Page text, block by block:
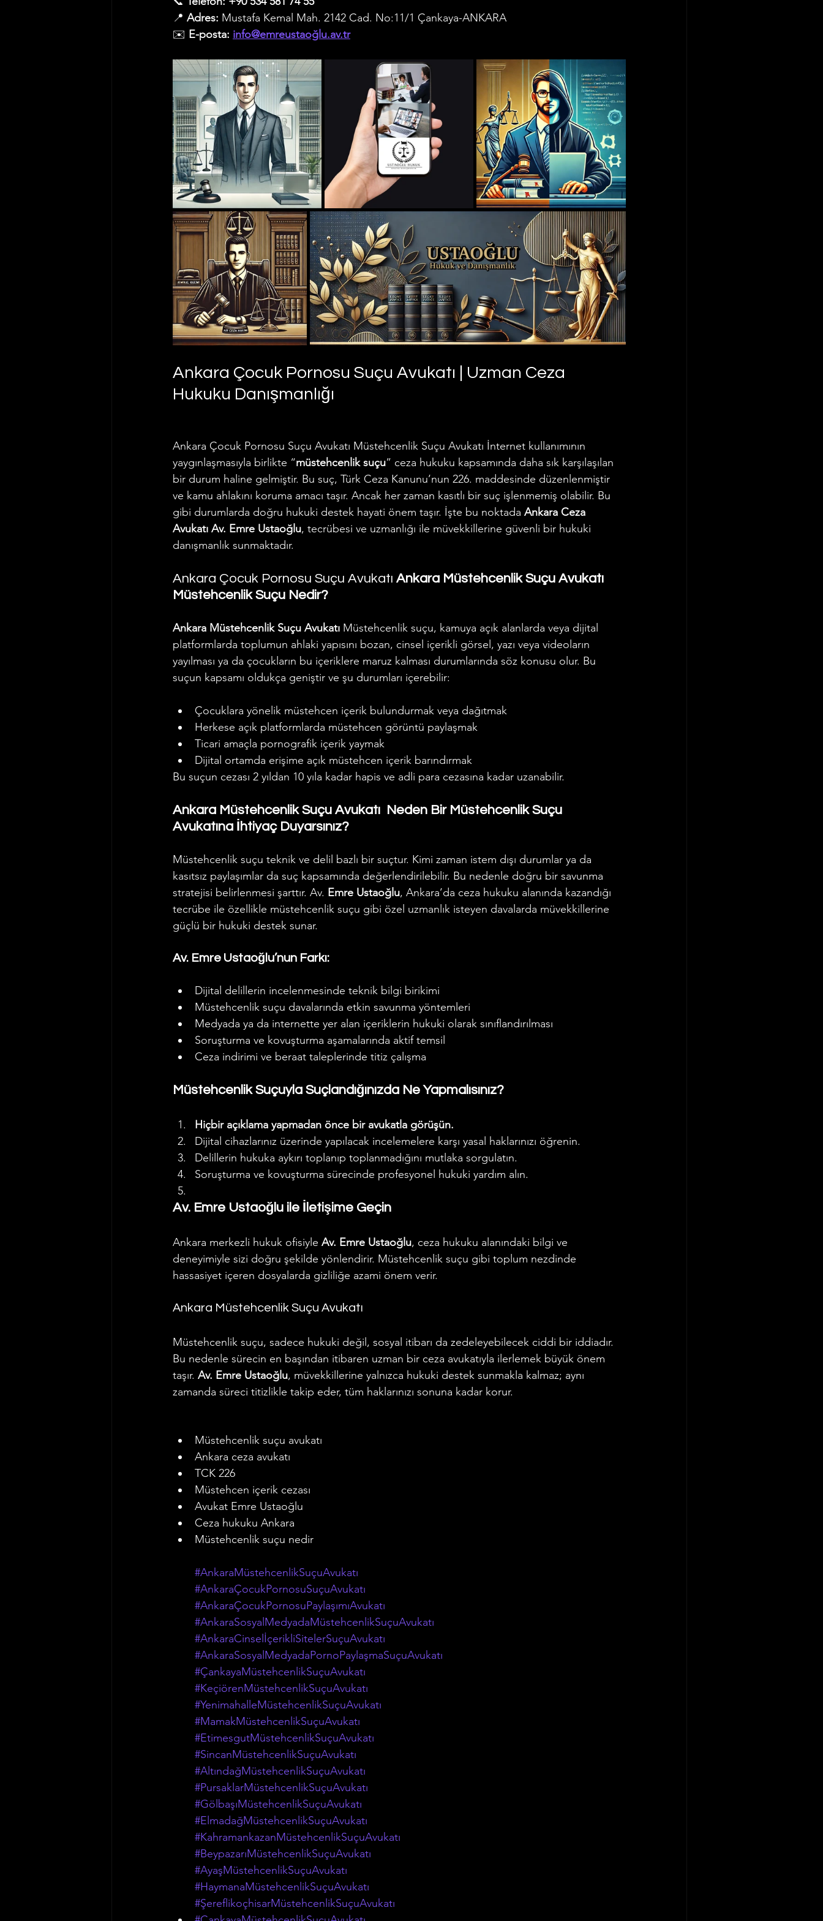
İş ve Sosyal Güvenlik Hukuku Makalelerimiz Polis - Asker Hukuku Miras Hukuku
Vergi Hukuku Trafik Hukuku
📍 Adres: Mustafa Kemal Mah. 2142 Cad. No:11/1 Çankaya-ANKARA
✉️ E-posta: info@emreustaoğlu.av.tr
Ankara Çocuk Pornosu Suçu Avukatı | Uzman Ceza
Hukuku Danışmanlığı
Ankara Çocuk Pornosu Suçu Avukatı Müstehcenlik Suçu Avukatı İnternet kullanımının
yaygınlaşmasıyla birlikte “müstehcenlik suçu” ceza hukuku kapsamında daha sık karşılaşılan
bir durum haline gelmiştir. Bu suç, Türk Ceza Kanunu’nun 226. maddesinde düzenlenmiştir
ve kamu ahlakını koruma amacı taşır. Ancak her zaman kasıtlı bir suç işlenmemiş olabilir. Bu
gibi durumlarda doğru hukuki destek hayati önem taşır. İşte bu noktada Ankara Ceza
Avukatı Av. Emre Ustaoğlu, tecrübesi ve uzmanlığı ile müvekkillerine güvenli bir hukuki
danışmanlık sunmaktadır.
Ankara Çocuk Pornosu Suçu Avukatı Ankara Müstehcenlik Suçu Avukatı
Müstehcenlik Suçu Nedir?
Ankara Müstehcenlik Suçu Avukatı Müstehcenlik suçu, kamuya açık alanlarda veya dijital
platformlarda toplumun ahlaki yapısını bozan, cinsel içerikli görsel, yazı veya videoların
yayılması ya da çocukların bu içeriklere maruz kalması durumlarında söz konusu olur. Bu
suçun kapsamı oldukça geniştir ve şu durumları içerebilir:
Çocuklara yönelik müstehcen içerik bulundurmak veya dağıtmak
Herkese açık platformlarda müstehcen görüntü paylaşmak
Ticari amaçla pornografik içerik yaymak
Dijital ortamda erişime açık müstehcen içerik barındırmak
Bu suçun cezası 2 yıldan 10 yıla kadar hapis ve adli para cezasına kadar uzanabilir.
Ankara Müstehcenlik Suçu Avukatı  Neden Bir Müstehcenlik Suçu
Avukatına İhtiyaç Duyarsınız?
Müstehcenlik suçu teknik ve delil bazlı bir suçtur. Kimi zaman istem dışı durumlar ya da
kasıtsız paylaşımlar da suç kapsamında değerlendirilebilir. Bu nedenle doğru bir savunma
stratejisi belirlenmesi şarttır. Av. Emre Ustaoğlu, Ankara’da ceza hukuku alanında kazandığı
tecrübe ile özellikle müstehcenlik suçu gibi özel uzmanlık isteyen davalarda müvekkillerine
güçlü bir hukuki destek sunar.
Av. Emre Ustaoğlu’nun Farkı:
Dijital delillerin incelenmesinde teknik bilgi birikimi
Müstehcenlik suçu davalarında etkin savunma yöntemleri
Medyada ya da internette yer alan içeriklerin hukuki olarak sınıflandırılması
Soruşturma ve kovuşturma aşamalarında aktif temsil
Ceza indirimi ve beraat taleplerinde titiz çalışma
Müstehcenlik Suçuyla Suçlandığınızda Ne Yapmalısınız?
Hiçbir açıklama yapmadan önce bir avukatla görüşün.
Dijital cihazlarınız üzerinde yapılacak incelemelere karşı yasal haklarınızı öğrenin.
Delillerin hukuka aykırı toplanıp toplanmadığını mutlaka sorgulatın.
Soruşturma ve kovuşturma sürecinde profesyonel hukuki yardım alın.
Av. Emre Ustaoğlu ile İletişime Geçin
Ankara merkezli hukuk ofisiyle Av. Emre Ustaoğlu, ceza hukuku alanındaki bilgi ve
deneyimiyle sizi doğru şekilde yönlendirir. Müstehcenlik suçu gibi toplum nezdinde
hassasiyet içeren dosyalarda gizliliğe azami önem verir.
Ankara Müstehcenlik Suçu Avukatı
Müstehcenlik suçu, sadece hukuki değil, sosyal itibarı da zedeleyebilecek ciddi bir iddiadır.
Bu nedenle sürecin en başından itibaren uzman bir ceza avukatıyla ilerlemek büyük önem
taşır. Av. Emre Ustaoğlu, müvekkillerine yalnızca hukuki destek sunmakla kalmaz; aynı
zamanda süreci titizlikle takip eder, tüm haklarınızı sonuna kadar korur.
Müstehcenlik suçu avukatı
Ankara ceza avukatı
TCK 226
Müstehcen içerik cezası
Avukat Emre Ustaoğlu
Ceza hukuku Ankara
Müstehcenlik suçu nedir
#AnkaraMüstehcenlikSuçuAvukatı
#AnkaraÇocukPornosuSuçuAvukatı
#AnkaraÇocukPornosuPaylaşımıAvukatı
#AnkaraSosyalMedyadaMüstehcenlikSuçuAvukatı
#AnkaraCinselİçerikliSitelerSuçuAvukatı
#AnkaraSosyalMedyadaPornoPaylaşmaSuçuAvukatı
#ÇankayaMüstehcenlikSuçuAvukatı
#KeçiörenMüstehcenlikSuçuAvukatı
#YenimahalleMüstehcenlikSuçuAvukatı
#MamakMüstehcenlikSuçuAvukatı
#EtimesgutMüstehcenlikSuçuAvukatı
#SincanMüstehcenlikSuçuAvukatı
#AltındağMüstehcenlikSuçuAvukatı
#PursaklarMüstehcenlikSuçuAvukatı
#GölbaşıMüstehcenlikSuçuAvukatı
#ElmadağMüstehcenlikSuçuAvukatı
#KahramankazanMüstehcenlikSuçuAvukatı
#BeypazarıMüstehcenlikSuçuAvukatı
#AyaşMüstehcenlikSuçuAvukatı
#HaymanaMüstehcenlikSuçuAvukatı
#ŞereflikoçhisarMüstehcenlikSuçuAvukatı